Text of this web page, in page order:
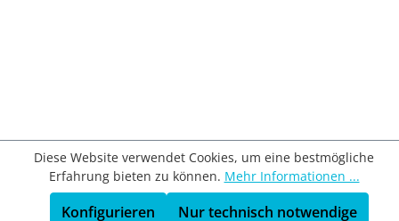
Diese Website verwendet Cookies, um eine bestmögliche
Erfahrung bieten zu können. Mehr Informationen ...
Nur technisch notwendige
Konfigurieren